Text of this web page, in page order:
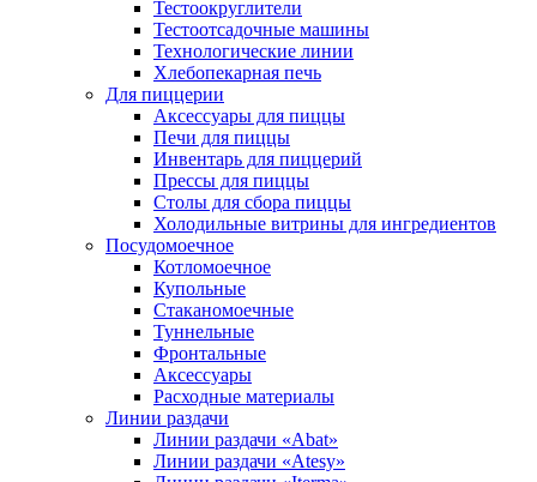
Тестоокруглители
Тестоотсадочные машины
Технологические линии
Хлебопекарная печь
Для пиццерии
Аксессуары для пиццы
Печи для пиццы
Инвентарь для пиццерий
Прессы для пиццы
Столы для сбора пиццы
Холодильные витрины для ингредиентов
Посудомоечное
Котломоечное
Купольные
Стаканомоечные
Туннельные
Фронтальные
Аксессуары
Расходные материалы
Линии раздачи
Линии раздачи «Abat»
Линии раздачи «Atesy»